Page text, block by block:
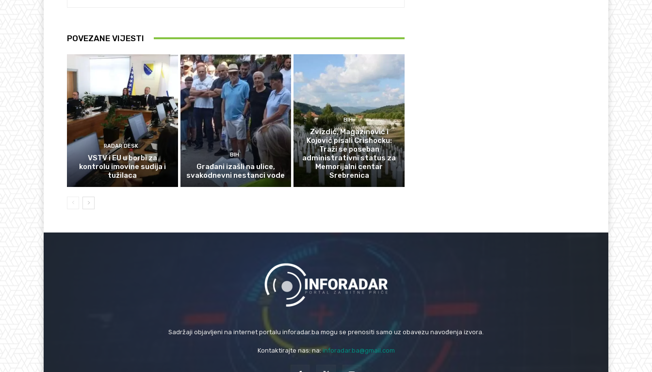
POVEZANE VIJESTI
RADAR DESK
VSTV i EU u borbi za
kontrolu imovine sudija i
tužilaca
BIH
Građani izašli na ulice,
svakodnevni nestanci vode
BIH
Zvizdić, Magazinović i
Kojović pisali Crishocku:
Traži se poseban
administrativni status za
Memorijalni centar
Srebrenica
Sadržaji objavljeni na internet portalu inforadar.ba mogu se prenositi samo uz obavezu navođenja izvora.
Kontaktirajte nas: na:inforadar.ba@gmail.com